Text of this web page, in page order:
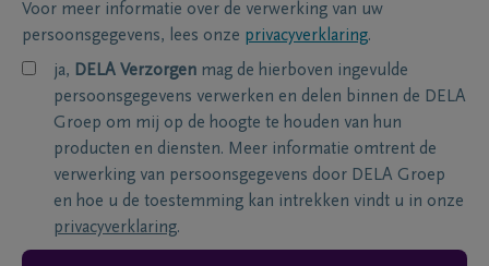
Voor meer informatie over de verwerking van uw
persoonsgegevens, lees onze privacyverklaring.
ja, DELA Verzorgen mag de hierboven ingevulde
persoonsgegevens verwerken en delen binnen de DELA
Groep om mij op de hoogte te houden van hun
producten en diensten. Meer informatie omtrent de
verwerking van persoonsgegevens door DELA Groep
en hoe u de toestemming kan intrekken vindt u in onze
privacyverklaring.